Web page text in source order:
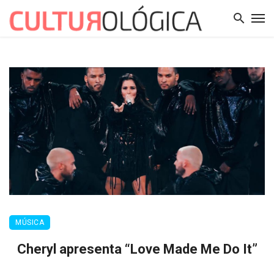
MÚSICA
Cheryl apresenta “Love Made Me Do It”